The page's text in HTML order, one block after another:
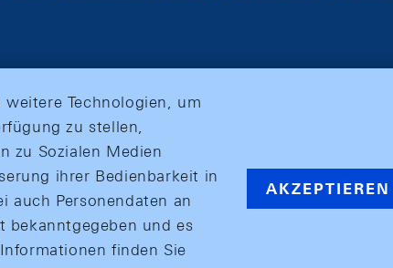
Technologien, um
zu stellen,
zu Sozialen Medien
ihrer Bedienbarkeit in
auch Personendaten an
bekanntgegeben und es
finden Sie
AKZEPTIEREN